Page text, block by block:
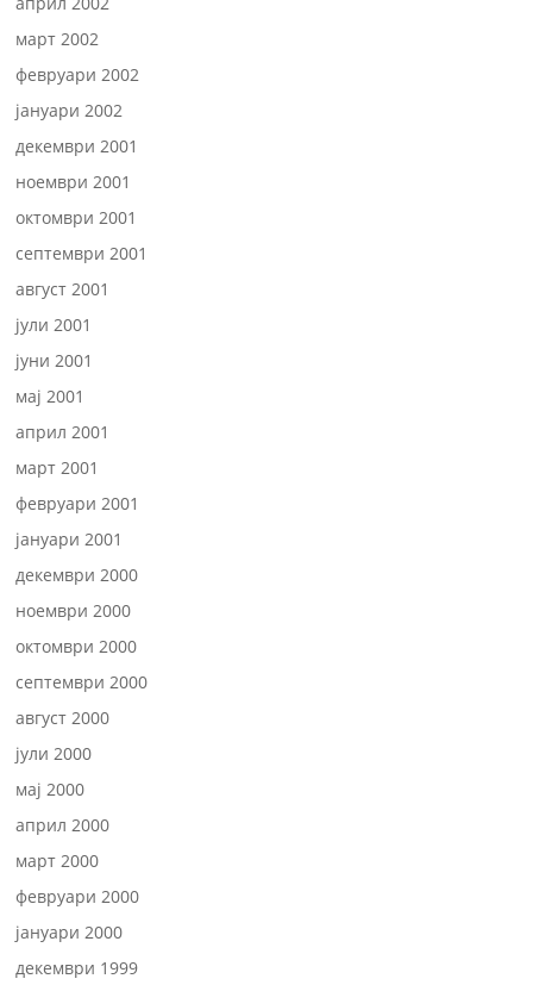
март 2002
февруари 2002
јануари 2002
декември 2001
ноември 2001
октомври 2001
септември 2001
август 2001
јули 2001
јуни 2001
мај 2001
април 2001
март 2001
февруари 2001
јануари 2001
декември 2000
ноември 2000
октомври 2000
септември 2000
август 2000
јули 2000
мај 2000
април 2000
март 2000
февруари 2000
јануари 2000
декември 1999